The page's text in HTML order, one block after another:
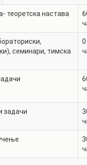
теоретска настава
семинари, тимска
0
задачи